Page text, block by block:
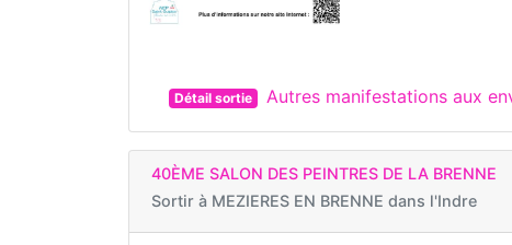
Détail sortie Autres manifestations aux
40ÈME SALON DES PEINTRES DE LA BRENNE
Sortir à MEZIERES EN BRENNE dans l'Indre